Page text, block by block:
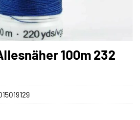
100m 232